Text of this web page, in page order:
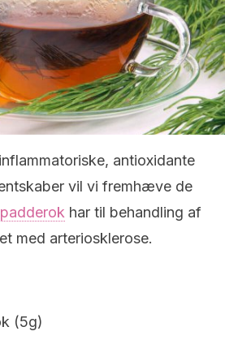
antioxidante
vil vi fremhæve de
har til behandling af
med arteriosklerose.
(5g)